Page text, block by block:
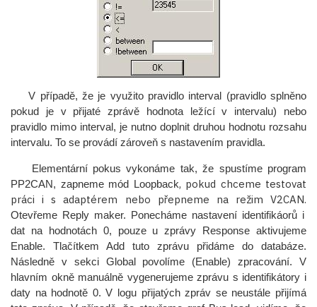
V případě, že je využito pravidlo interval (pravidlo splněno
pokud je v přijaté zprávě hodnota ležící v intervalu) nebo
pravidlo mimo interval, je nutno doplnit druhou hodnotu rozsahu
intervalu. To se provádí zároveň s nastavením pravidla.
Elementární pokus vykonáme tak, že spustíme program
PP2CAN, zapneme mód Loopback, pokud chceme testovat
práci i s adaptérem nebo přepneme na režim V2CAN.
Otevřeme Reply maker. Ponecháme nastavení identifikáorů i
dat na hodnotách 0, pouze u zprávy Response aktivujeme
Enable. Tlačítkem Add tuto zprávu přidáme do databáze.
Následně v sekci Global povolíme (Enable) zpracování. V
hlavním okně manuálně vygenerujeme zprávu s identifikátory i
daty na hodnotě 0. V logu přijatých zpráv se neustále přijímá